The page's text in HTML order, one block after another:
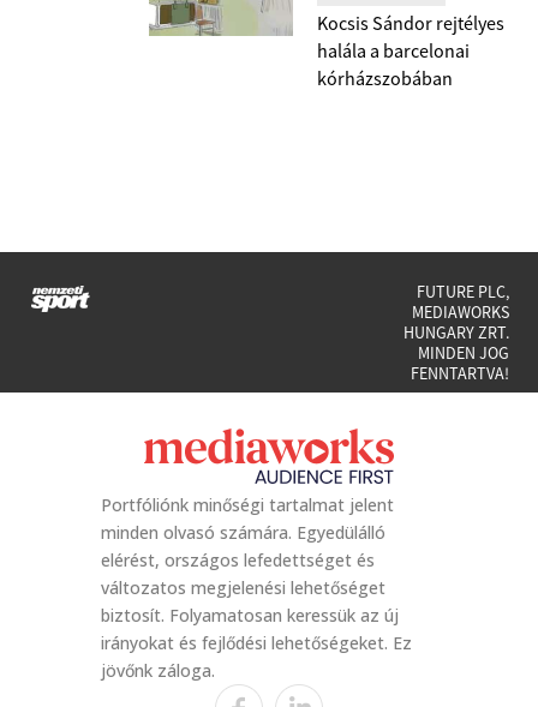
Kocsis Sándor rejtélyes
halála a barcelonai
kórházszobában
FUTURE PLC,
MEDIAWORKS
HUNGARY ZRT.
MINDEN JOG
FENNTARTVA!
Portfóliónk minőségi tartalmat jelent
minden olvasó számára. Egyedülálló
elérést, országos lefedettséget és
változatos megjelenési lehetőséget
biztosít. Folyamatosan keressük az új
irányokat és fejlődési lehetőségeket. Ez
jövőnk záloga.